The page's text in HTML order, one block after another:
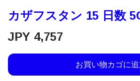
カザフスタン 15 日数
JPY 4,757
お買い物カゴに